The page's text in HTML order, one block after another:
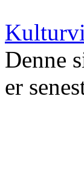
Denne
er